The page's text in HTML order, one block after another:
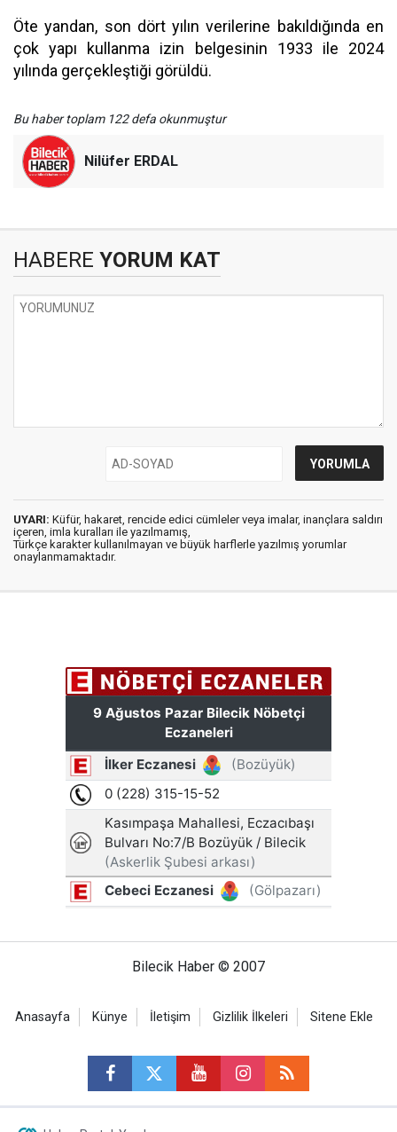
Öte yandan, son dört yılın verilerine bakıldığında en
çok yapı kullanma izin belgesinin 1933 ile 2024
yılında gerçekleştiği görüldü.
Bu haber toplam 122 defa okunmuştur
Nilüfer ERDAL
HABERE YORUM KAT
UYARI: Küfür, hakaret, rencide edici cümleler veya imalar, inançlara saldırı
içeren, imla kuralları ile yazılmamış,
Türkçe karakter kullanılmayan ve büyük harflerle yazılmış yorumlar
onaylanmamaktadır.
Bilecik Haber © 2007
Anasayfa Künye İletişim Gizlilik İlkeleri Sitene Ekle